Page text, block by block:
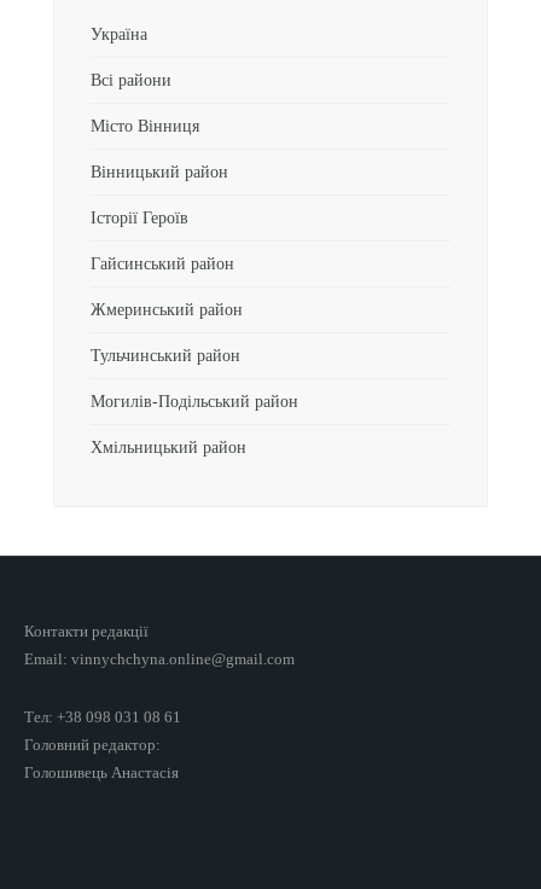
Україна
Всі райони
Місто Вінниця
Вінницький район
Історії Героїв
Гайсинський район
Жмеринський район
Тульчинський район
Могилів-Подільський район
Хмільницький район
Контакти редакції
Email: vinnychchyna.online@gmail.com
Тел: +38 098 031 08 61
Головний редактор:
Голошивець Анастасія